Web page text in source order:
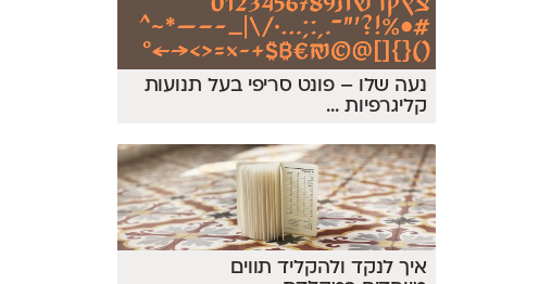
נעה שלו – פונט סריפי בעל תנועות
קליגרפיות ...
איך לנקד ולהקליד תווים